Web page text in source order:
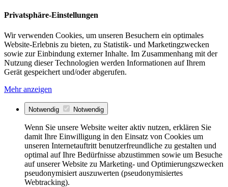
Privatsphäre-Einstellungen
Wir verwenden Cookies, um unseren Besuchern ein optimales
Website-Erlebnis zu bieten, zu Statistik- und Marketingzwecken
sowie zur Einbindung externer Inhalte. Im Zusammenhang mit der
Nutzung dieser Technologien werden Informationen auf Ihrem
Gerät gespeichert und/oder abgerufen.
Mehr anzeigen
Notwendig Notwendig
Wenn Sie unsere Website weiter aktiv nutzen, erklären Sie
damit Ihre Einwilligung in den Einsatz von Cookies um
unseren Internetauftritt benutzerfreundliche zu gestalten und
optimal auf Ihre Bedürfnisse abzustimmen sowie um Besuche
auf unserer Website zu Marketing- und Optimierungszwecken
pseudonymisiert auszuwerten (pseudonymisiertes
Webtracking).